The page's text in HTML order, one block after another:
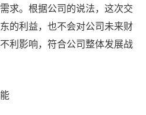
求。根据公司的说法，这次交
的利益，也不会对公司未来财
利影响，符合公司整体发展战